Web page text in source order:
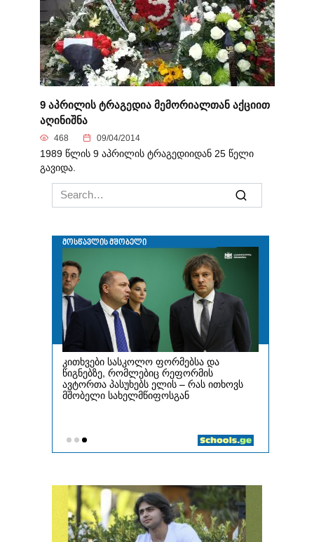
9 აპრილის ტრაგედია მემორიალთან აქციით
აღინიშნა
468 09/04/2014
1989 წლის 9 აპრილის ტრაგედიიდან 25 წელი
გავიდა.
Search
for: